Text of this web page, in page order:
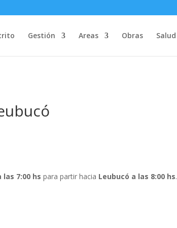
Gestión Areas Obras Salud
las 7:00 hs para partir hacia Leubucó a las 8:00 hs.